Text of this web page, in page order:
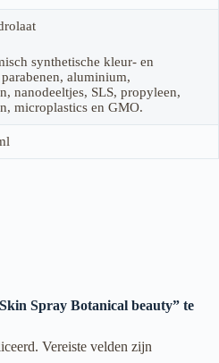
synthetische kleur- en
aluminium,
nanodeeltjes, SLS, propyleen,
microplastics en GMO.
Spray Botanical beauty” te
Vereiste velden zijn